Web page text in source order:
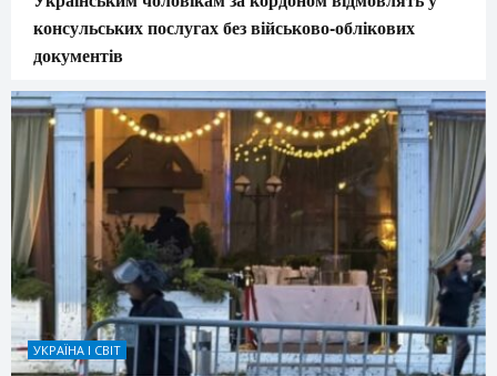
консульських послугах без військово-облікових
документів
УКРАЇНА І СВІТ